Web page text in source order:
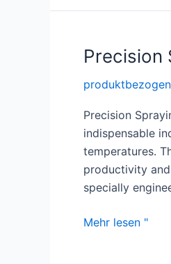
Reaction
SiC
Precision
produktbezogen
Precision
indispensable
temperatures.
productivity
specially
Precision
Mehr lesen "